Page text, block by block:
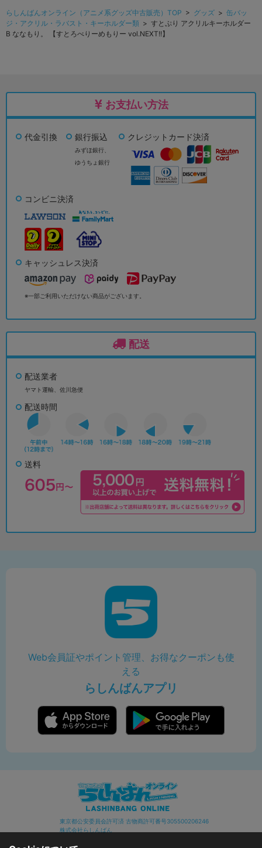
らしんばんオンライン（アニメ系グッズ中古販売）TOP > グッズ > 缶バッ
ジ・アクリル・ラバスト・キーホルダー類 > すとぷり アクリルキーホルダー
B ななもり。 【すとろべりーめもりー vol.NEXT!!】
お支払い方法
代金引換 銀行振込
みずほ銀行、
ゆうちょ銀行
クレジットカード決済
コンビニ決済
キャッシュレス決済
※一部ご利用いただけない商品がございます。
配送
配送業者
ヤマト運輸、佐川急便
配送時間
送料
Web会員証やポイント管理、お得なクーポンも使
える
らしんばんアプリ
東京都公安委員会許可済 古物商許可番号305500206246
株式会社らしんばん